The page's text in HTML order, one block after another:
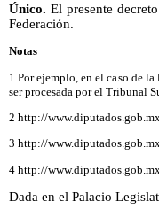
Único. El presente
Federación.
Notas
1 Por ejemplo, en el caso de
ser procesada por el Tribunal
2 http://
3 http://
4 http://
Dada en el Palacio